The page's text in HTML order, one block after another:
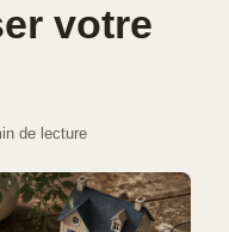
votre
de lecture